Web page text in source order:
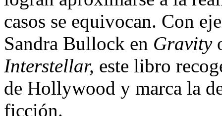
casos se equivocan. Con
Sandra Bullock en Gravity
Interstellar, este libro
de Hollywood y marca la
ficción.